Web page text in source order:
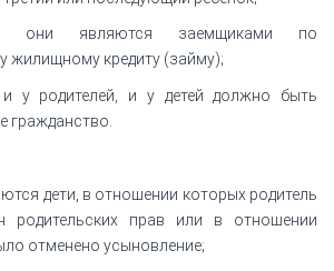
они являются заемщиками по
жилищному кредиту (займу);
и у родителей, и у детей должно быть
гражданство.
дети, в отношении которых родитель
родительских прав или в отношении
отменено усыновление;